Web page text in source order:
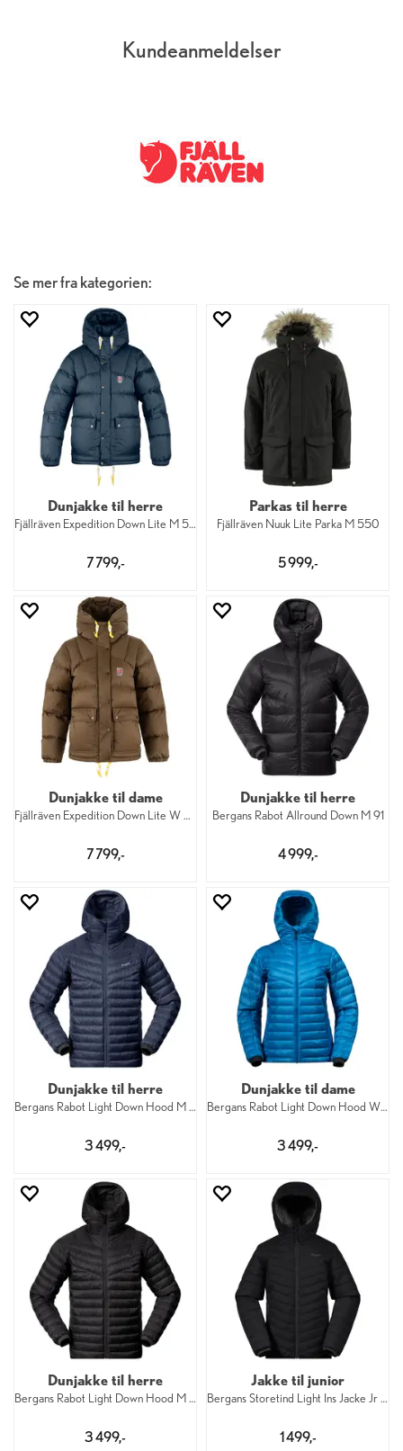
Kundeanmeldelser
Se mer fra kategorien:
Dunjakke til herre
Fjällräven Expedition Down Lite M 560
7 799,-
Parkas til herre
Fjällräven Nuuk Lite Parka M 550
5 999,-
Dunjakke til dame
Fjällräven Expedition Down Lite W 299
7 799,-
Dunjakke til herre
Bergans Rabot Allround Down M 91
4 999,-
Dunjakke til herre
Bergans Rabot Light Down Hood M 557
3 499,-
Dunjakke til dame
Bergans Rabot Light Down Hood W 24083
3 499,-
Dunjakke til herre
Bergans Rabot Light Down Hood M 91
3 499,-
Jakke til junior
Bergans Storetind Light Ins Jacke Jr 91
1 499,-